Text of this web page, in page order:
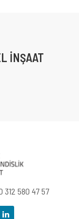
İNŞAAT
312 580 47 57